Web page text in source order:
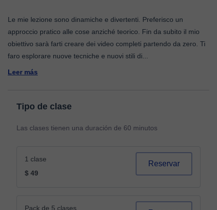
Le mie lezione sono dinamiche e divertenti. Preferisco un
approccio pratico alle cose anziché teorico. Fin da subito il mio
obiettivo sarà farti creare dei video completi partendo da zero. Ti
faro esplorare nuove tecniche e nuovi stili di
Leer más
Tipo de clase
Las clases tienen una duración de 60 minutos
1 clase
$ 49
Reservar
Pack de 5 clases